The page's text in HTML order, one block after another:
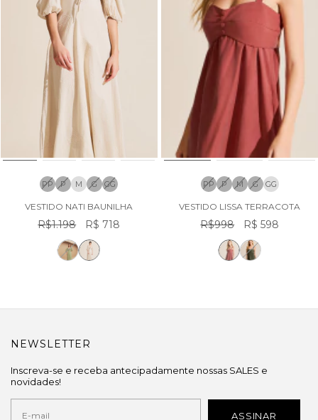
PP P M G GG
VESTIDO NATI BAUNILHA
R$1.198 R$ 718
PP P M G GG
VESTIDO LISSA TERRACOTA
R$998 R$ 598
NEWSLETTER
Inscreva-se e receba antecipadamente nossas SALES e
novidades!